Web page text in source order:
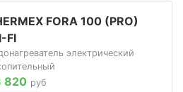
FORA 100 (PRO)
FI
электрический
820 руб